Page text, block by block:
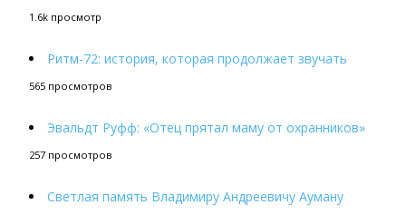
1.6k просмотр
Ритм-72: история, которая продолжает звучать
565 просмотров
Эвальдт Руфф: «Отец прятал маму от охранников»
257 просмотров
Светлая память Владимиру Андреевичу Ауману